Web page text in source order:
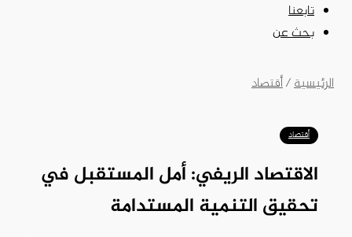
تابعنا
بحث عن
الرئيسية / أقتصاد
أقتصاد
الاقتصاد الريفي: أمل المستقبل في
تحقيق التنمية المستدامة